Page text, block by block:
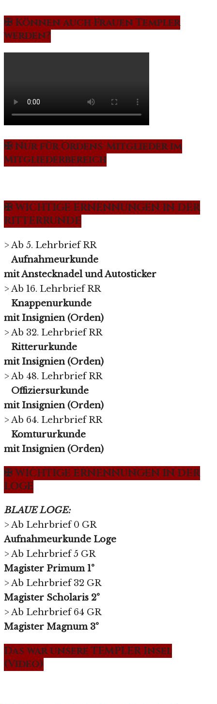
✠ Können auch Frauen Templer
werden?
✠ Nur für Ordens-Mitglieder im
Mitgliederbereich
✠ WICHTIGE ERNENNUNGEN IN DER
RITTERRUNDE
> Ab 5. Lehrbrief RR
Aufnahmeurkunde
mit Anstecknadel und Autosticker
> Ab 16. Lehrbrief RR
Knappenurkunde
mit Insignien (Orden)
> Ab 32. Lehrbrief RR
Ritterurkunde
mit Insignien (Orden)
> Ab 48. Lehrbrief RR
Offiziersurkunde
mit Insignien (Orden)
> Ab 64. Lehrbrief RR
Komtururkunde
mit Insignien (Orden)
✠ WICHTIGE ERNENNUNGEN IN DER
LOGE
BLAUE LOGE:
> Ab Lehrbrief 0 GR
Aufnahmeurkunde Loge
> Ab Lehrbrief 5 GR
Magister Primum 1°
> Ab Lehrbrief 32 GR
Magister Scholaris 2°
> Ab Lehrbrief 64 GR
Magister Magnum 3°
Das war unsere TEMPLER Insel
(Video)